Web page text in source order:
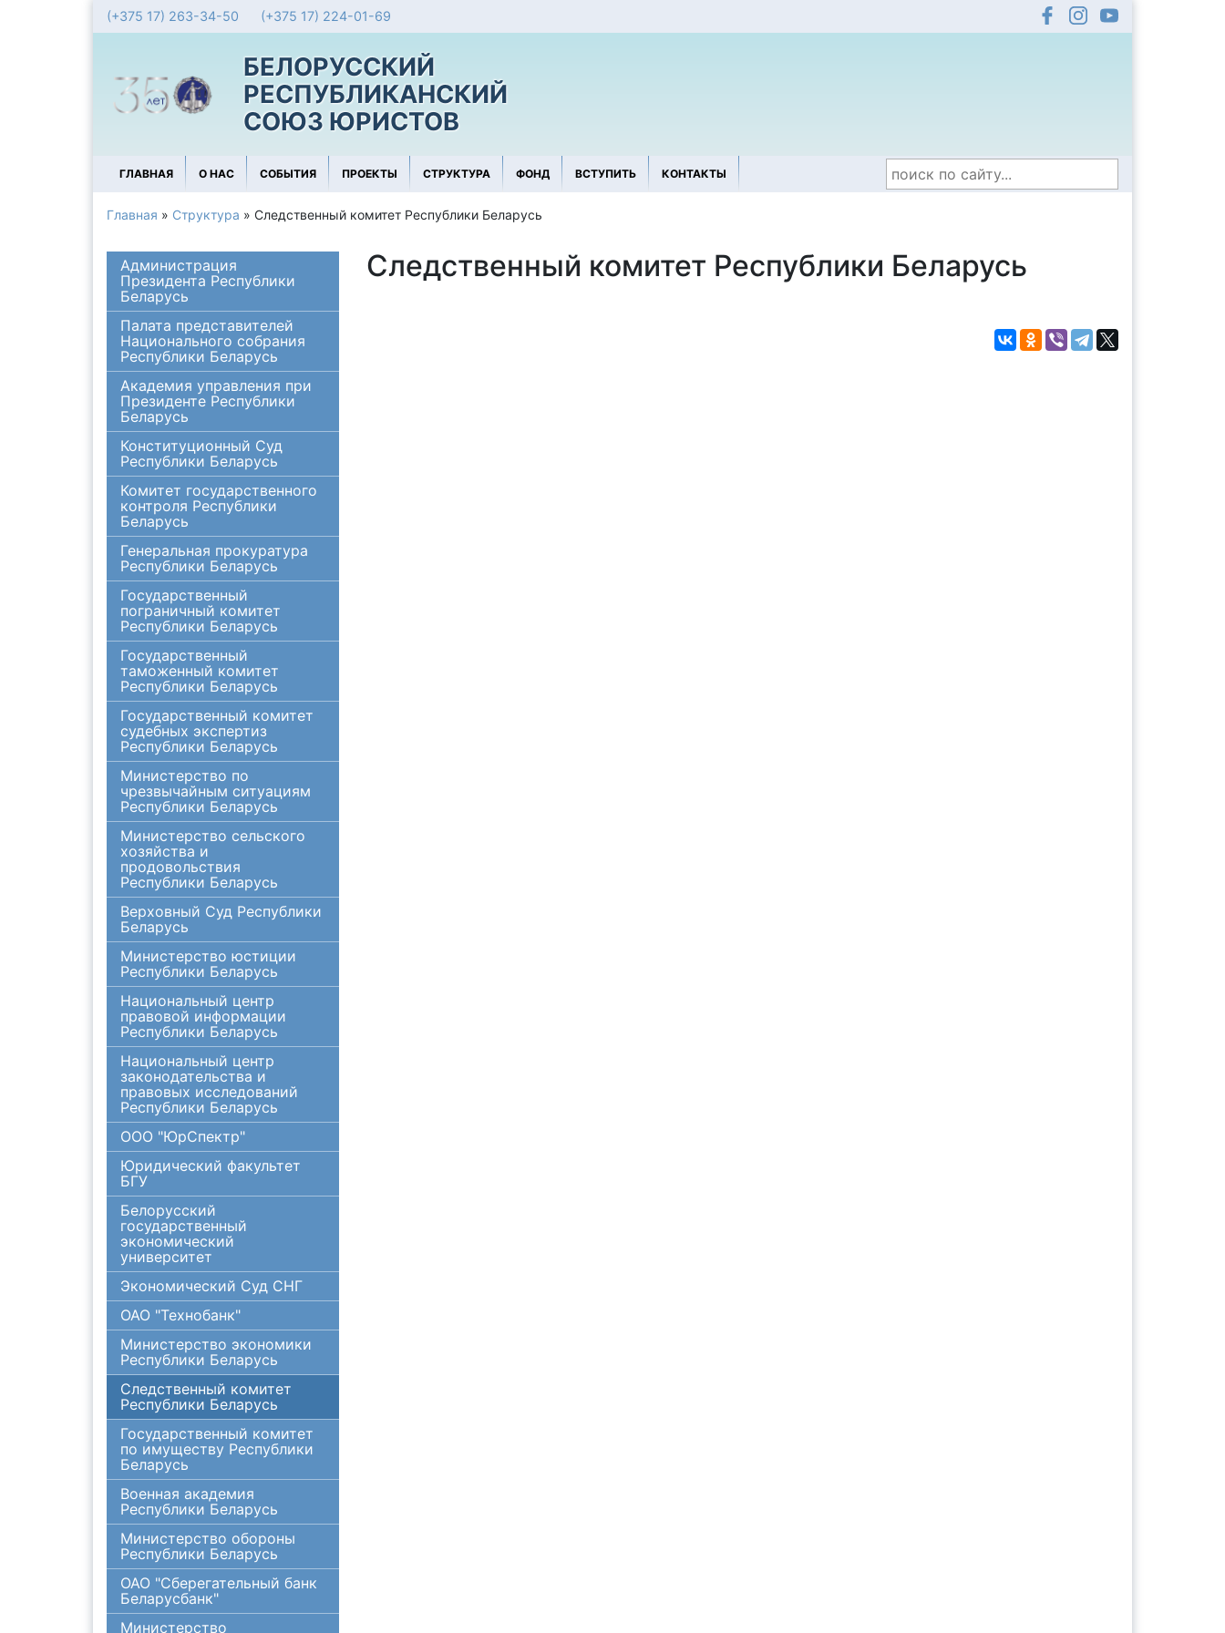
(+375 17) 263-34-50 (+375 17) 224-01-69
БЕЛОРУССКИЙ
РЕСПУБЛИКАНСКИЙ
СОЮЗ ЮРИСТОВ
ГЛАВНАЯ О НАС СОБЫТИЯ ПРОЕКТЫ СТРУКТУРА ФОНД ВСТУПИТЬ КОНТАКТЫ
Главная » Структура » Следственный комитет Республики Беларусь
Администрация
Президента Республики
Беларусь
Палата представителей
Национального собрания
Республики Беларусь
Академия управления при
Президенте Республики
Беларусь
Конституционный Суд
Республики Беларусь
Комитет государственного
контроля Республики
Беларусь
Генеральная прокуратура
Республики Беларусь
Государственный
пограничный комитет
Республики Беларусь
Государственный
таможенный комитет
Республики Беларусь
Государственный комитет
судебных экспертиз
Республики Беларусь
Министерство по
чрезвычайным ситуациям
Республики Беларусь
Министерство сельского
хозяйства и
продовольствия
Республики Беларусь
Верховный Суд Республики
Беларусь
Министерство юстиции
Республики Беларусь
Национальный центр
правовой информации
Республики Беларусь
Национальный центр
законодательства и
правовых исследований
Республики Беларусь
ООО "ЮрСпектр"
Юридический факультет
БГУ
Белорусский
государственный
экономический
университет
Экономический Суд СНГ
ОАО "Технобанк"
Министерство экономики
Республики Беларусь
Следственный комитет
Республики Беларусь
Государственный комитет
по имуществу Республики
Беларусь
Военная академия
Республики Беларусь
Министерство обороны
Республики Беларусь
ОАО "Сберегательный банк
Беларусбанк"
Министерство
Следственный комитет Республики Беларусь